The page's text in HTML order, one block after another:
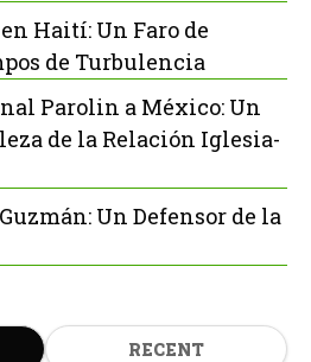
Haití: Un Faro de
de Turbulencia
Parolin a México: Un
de la Relación Iglesia-
Un Defensor de la
RECENT